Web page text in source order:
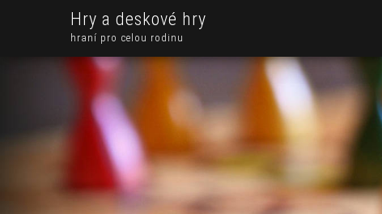
Hry a deskové hry
hraní pro celou rodinu